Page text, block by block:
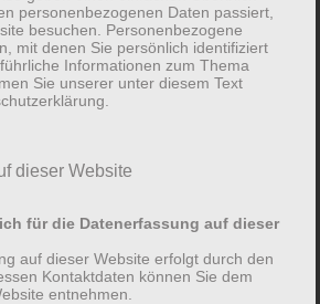
AN DREI
personenbezogenen Daten passiert,
besuchen. Personenbezogene
mit denen Sie persönlich identifiziert
Informationen zum Thema
Sie unserer unter diesem Text
dieser Website
für die Datenerfassung auf dieser
auf dieser Website erfolgt durch den
Kontaktdaten können Sie dem
entnehmen.